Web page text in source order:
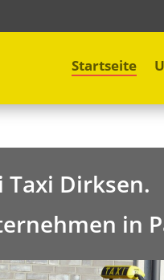
Startseite
Dirksen.
in